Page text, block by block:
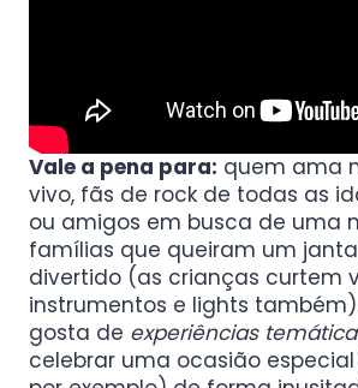
Vale a pena para: quem ama
vivo, fãs de rock de todas as
ou amigos em busca de uma
famílias que queiram um
divertido (as crianças curtem
instrumentos e lights
gosta de experiências
celebrar uma ocasião